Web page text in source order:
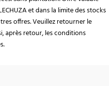
et dans la limite des stocks
offres. Veuillez retourner le
après retour, les conditions